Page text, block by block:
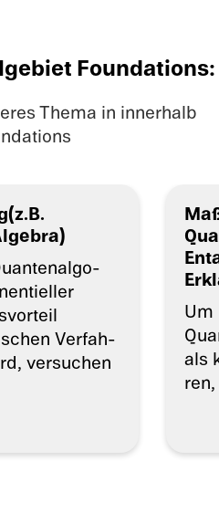
Founda­ti­ons:
Thema in innerhalb
Verfah­
versu­chen
Um
als